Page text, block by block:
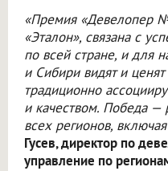
«Премия «Девелопер
«Эталон», связана с
по всей стране, и для
и Сибири видят и ценят
традиционно
и качеством. Победа —
всех регионов,
Гусев, директор по
управление по